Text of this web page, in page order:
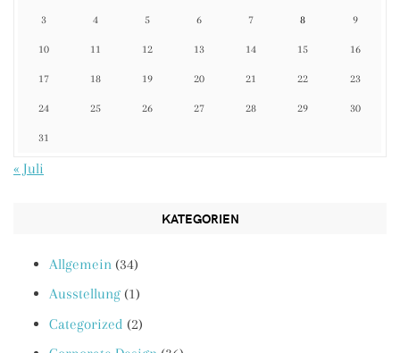
3 4 5 6 7 8 9
10 11 12 13 14 15 16
17 18 19 20 21 22 23
24 25 26 27 28 29 30
31
« Juli
KATEGORIEN
Allgemein (34)
Ausstellung (1)
Categorized (2)